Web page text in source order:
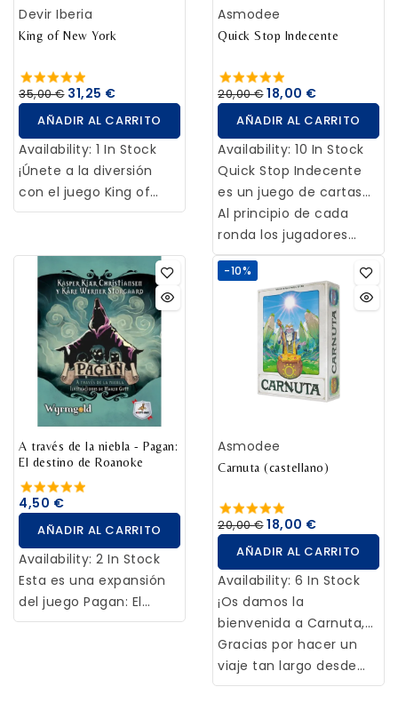
están temblando las
manos?
adicionales en todos los
mapas de Nucleum.
adaptar tus estrategias
para dominar estas
nuevas herramientas?
Devir Iberia
King of New York
35,00 € 31,25 €
AÑADIR AL CARRITO
Availability: 1 In Stock
¡Únete a la diversión
con el juego King of
New York! Conviértete
gigante y enfréntate a
otras criaturas
gigantescas; destruye
rascacielos, consigue
nuevas habilidades y
conviértete en el
monstruo más famoso
de todos los tiempos
con King of New York.
Asmodee
Quick Stop Indecente
20,00 € 18,00 €
AÑADIR AL CARRITO
Availability: 10 In Stock
Quick Stop Indecente
es un juego de cartas
rápido, divertido e
impredecible para
mayores de 16 años. Los
jugadores deben
deshacerse de sus
letras respondiendo
palabras relacionadas
con categorías más
rebeldes que en el
clásico Quick Stop.
Al principio de cada
ronda los jugadores
reparten un número de
cartas de letra a cada
jugador según su edad.
Una vez empieza la
ronda, se gira la carta
central, la cual desvela
una temática. Cada
jugador tiene que
una palabra
relacionada con el
quedarse sin cartas
gana la ronda. El
primero en ganar 3
rondas, gana la partida.
A través de la niebla - Pagan:
El destino de Roanoke
4,50 €
AÑADIR AL CARRITO
Availability: 2 In Stock
Esta es una expansión
del juego Pagan: El
destino de Roanoke,
-10%
Asmodee
Carnuta (castellano)
20,00 € 18,00 €
AÑADIR AL CARRITO
Availability: 6 In Stock
¡Os damos la
bienvenida a Carnuta,
el ritual druídico anual!
Gracias por hacer un
viaje tan largo desde
vuestras tierras lejanas